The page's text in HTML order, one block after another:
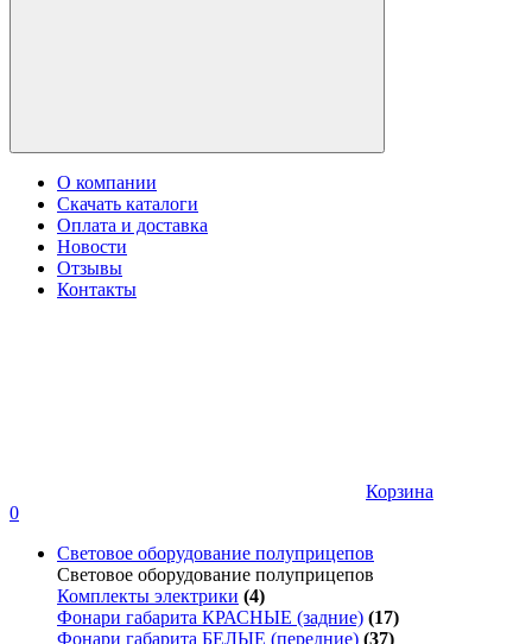
О компании
Скачать каталоги
Оплата и доставка
Новости
Отзывы
Контакты
Корзина
0
Световое оборудование полуприцепов
Световое оборудование полуприцепов
Комплекты электрики (4)
Фонари габарита КРАСНЫЕ (задние) (17)
Фонари габарита БЕЛЫЕ (передние) (37)